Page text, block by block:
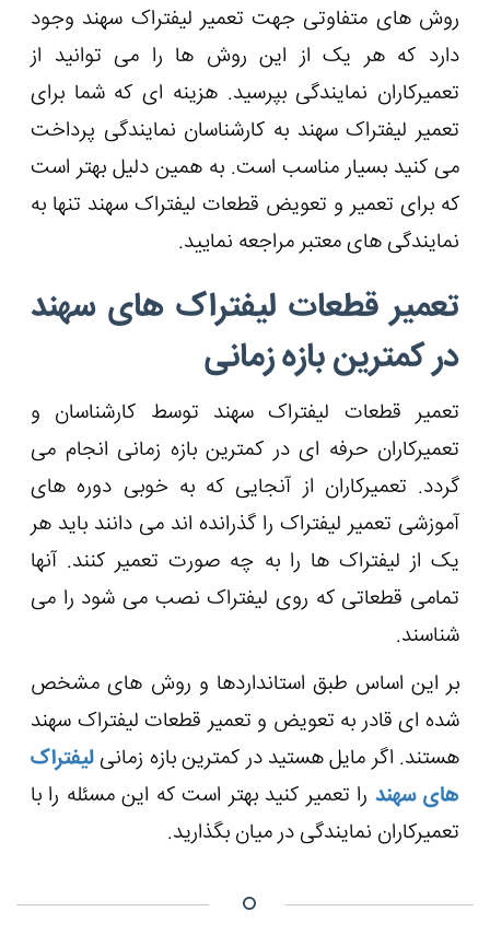
روش های متفاوتی جهت تعمیر لیفتراک سهند وجود
دارد که هر یک از این روش ها را می توانید از
تعمیرکاران نمایندگی بپرسید. هزینه ‌ای که شما برای
تعمیر لیفتراک سهند به کارشناسان نمایندگی پرداخت
می کنید بسیار مناسب است. به همین دلیل بهتر است
که برای تعمیر و تعویض قطعات لیفتراک سهند تنها به
نمایندگی‌ های معتبر مراجعه نمایید.
تعمیر قطعات لیفتراک های سهند
در کمترین بازه زمانی
تعمیر قطعات لیفتراک سهند توسط کارشناسان و
تعمیرکاران حرفه ای در کمترین بازه زمانی انجام می
گردد. تعمیرکاران از آنجایی که به خوبی دوره های
آموزشی تعمیر لیفتراک را گذرانده اند می دانند باید هر
یک از لیفتراک ها را به چه صورت تعمیر کنند. آنها
تمامی قطعاتی که روی لیفتراک نصب می شود را می‌
شناسند.
بر این اساس طبق استانداردها و روش های مشخص
شده ای قادر به تعویض و تعمیر قطعات لیفتراک سهند
هستند. اگر مایل هستید در کمترین بازه زمانیلیفتراک
های سهند را تعمیر کنید بهتر است که این مسئله را با
تعمیرکاران نمایندگی در میان بگذارید.